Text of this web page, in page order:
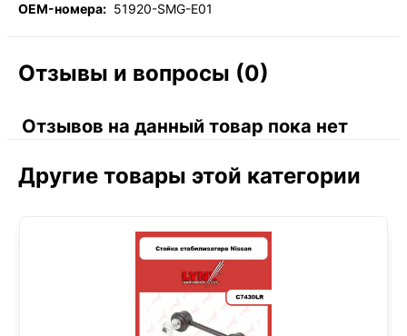
OEM-номера: 51920-SMG-E01
Отзывы и вопросы (0)
Отзывов на данный товар пока нет
Другие товары этой категории